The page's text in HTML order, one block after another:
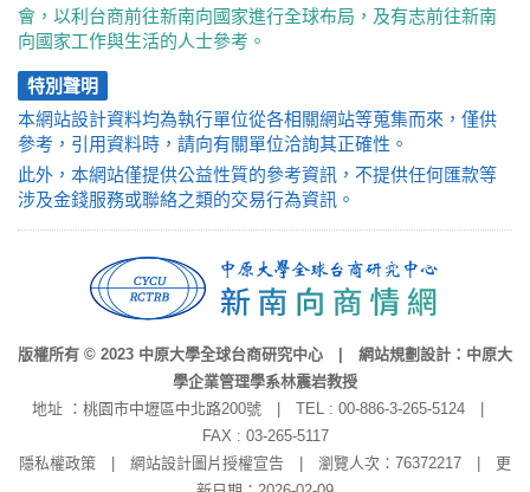
會，以利台商前往新南向國家進行全球布局，及有志前往新南
向國家工作與生活的人士參考。
特別聲明
本網站設計資料均為執行單位從各相關網站等蒐集而來，僅供
參考，引用資料時，請向有關單位洽詢其正確性。
此外，本網站僅提供公益性質的參考資訊，不提供任何匯款等
涉及金錢服務或聯絡之類的交易行為資訊。
版權所有 © 2023 中原大學全球台商研究中心 | 網站規劃設計：中原大
學企業管理學系林震岩教授
地址 ：桃園市中壢區中北路200號 | TEL : 00-886-3-265-5124 |
FAX : 03-265-5117
隱私權政策
網站設計圖片授權宣告 | 瀏覽人次：76372217 | 更